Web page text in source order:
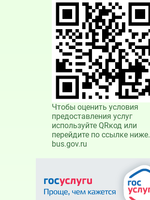
Чтобы оценить условия
предоставления услуг
используйте QRкод или
перейдите по ссылке ниже.
bus.gov.ru